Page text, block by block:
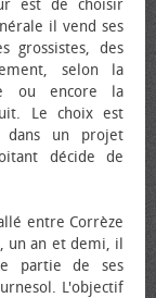
est de choisir
il vend ses
grossistes, des
selon la
ou encore la
Le choix est
dans un projet
décide de
entre Corrèze
un an et demi, il
partie de ses
L'objectif